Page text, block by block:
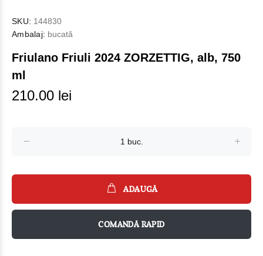
SKU: 144830
Ambalaj: bucată
Friulano Friuli 2024 ZORZETTIG, alb, 750
ml
210.00 lei
ADAUGĂ
COMANDĂ RAPID